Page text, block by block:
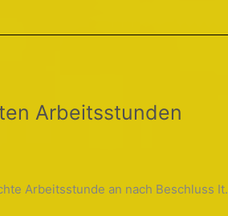
Arbeitsstunden
Arbeitsstunde an nach Beschluss It.